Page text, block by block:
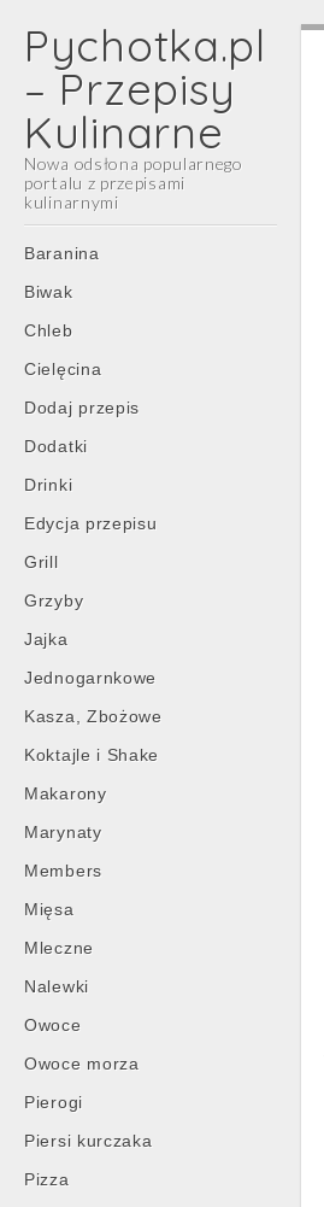
Pychotka.pl
– Przepisy
Kulinarne
Nowa odsłona popularnego
portalu z przepisami
kulinarnymi
Main
menu
Skip
content
Baranina
Biwak
Chleb
Cielęcina
Dodaj przepis
Dodatki
Drinki
Edycja przepisu
Grill
Grzyby
Jajka
Jednogarnkowe
Kasza, Zbożowe
Koktajle i Shake
Makarony
Marynaty
Members
Mięsa
Mleczne
Nalewki
Owoce
Owoce morza
Pierogi
Piersi kurczaka
Pizza